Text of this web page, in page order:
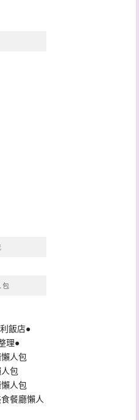
包
飯店●
理●
人包
包
人包
餐廳懶人